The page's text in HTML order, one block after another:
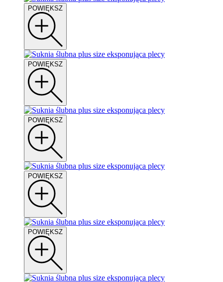
POWIĘKSZ
POWIĘKSZ
POWIĘKSZ
POWIĘKSZ
POWIĘKSZ